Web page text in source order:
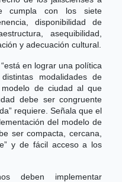
cumpla con los siete
disponibilidad de
asequibilidad,
y adecuación cultural.
en lograr una política
modalidades de
de ciudad al que
debe ser congruente
requiere. Señala que el
del modelo de
ser compacta, cercana,
y de fácil acceso a los
deben implementar